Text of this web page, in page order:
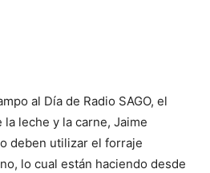
al Día de Radio SAGO, el
leche y la carne, Jaime
deben utilizar el forraje
lo cual están haciendo desde